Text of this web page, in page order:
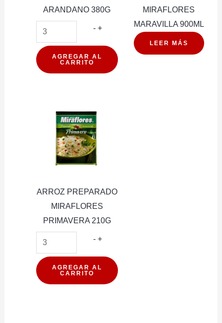
ARANDANO 380G
- WASIL
TETRAPACK
ARANDANO
380G
+
AGREGAR AL
CARRITO
MIRAFLORES
MARAVILLA 900ML
LEER MÁS
ARROZ PREPARADO
MIRAFLORES
PRIMAVERA 210G
- ARROZ
MIRAFLORES
PRIMAVERA
+
AGREGAR AL
CARRITO